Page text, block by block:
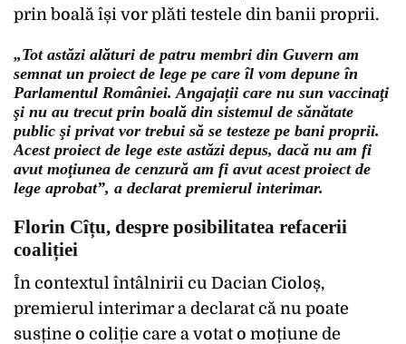
prin boală își vor plăti testele din banii proprii.
„Tot astăzi alături de patru membri din Guvern am
semnat un proiect de lege pe care îl vom depune în
Parlamentul României. Angajații care nu sun vaccinaţi
şi nu au trecut prin boală din sistemul de sănătate
public şi privat vor trebui să se testeze pe bani proprii.
Acest proiect de lege este astăzi depus, dacă nu am fi
avut moţiunea de cenzură am fi avut acest proiect de
lege aprobat”, a declarat premierul interimar.
Florin Cîțu, despre posibilitatea refacerii
coaliției
În contextul întâlnirii cu Dacian Cioloș,
premierul interimar a declarat că nu poate
susține o coliție care a votat o moțiune de